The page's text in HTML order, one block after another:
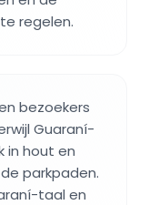
regelen.
bezoekers
Guaraní-
in hout en
parkpaden.
taal en